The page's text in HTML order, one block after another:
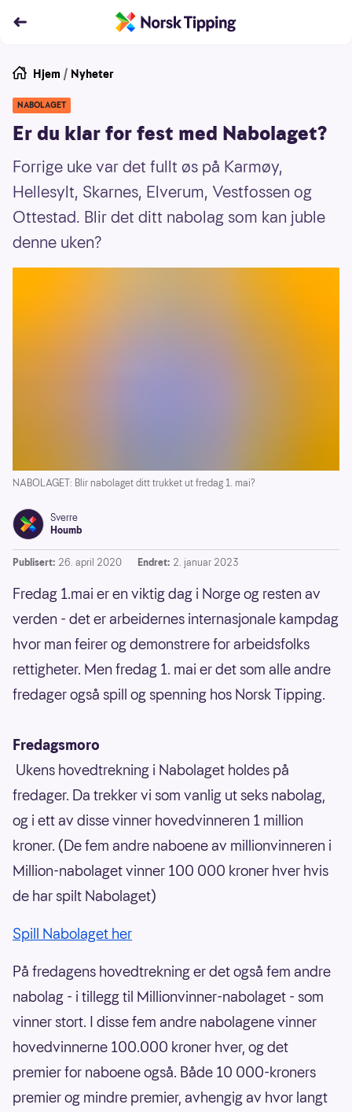
Hjem / Nyheter
NABOLAGET
Er du klar for fest med Nabolaget?
Forrige uke var det fullt øs på Karmøy,
Hellesylt, Skarnes, Elverum, Vestfossen og
Ottestad. Blir det ditt nabolag som kan juble
denne uken?
NABOLAGET: Blir nabolaget ditt trukket ut fredag 1. mai?
Sverre
Houmb
Publisert: 26. april 2020 Endret: 2. januar 2023
Fredag 1.mai er en viktig dag i Norge og resten av
verden - det er arbeidernes internasjonale kampdag
hvor man feirer og demonstrere for arbeidsfolks
rettigheter. Men fredag 1. mai er det som alle andre
fredager også spill og spenning hos Norsk Tipping.
Fredagsmoro
Ukens hovedtrekning i Nabolaget holdes på
fredager. Da trekker vi som vanlig ut seks nabolag,
og i ett av disse vinner hovedvinneren 1 million
kroner. (De fem andre naboene av millionvinneren i
Million-nabolaget vinner 100 000 kroner hver hvis
de har spilt Nabolaget)
Spill Nabolaget her
På fredagens hovedtrekning er det også fem andre
nabolag - i tillegg til Millionvinner-nabolaget - som
vinner stort. I disse fem andre nabolagene vinner
hovedvinnerne 100.000 kroner hver, og det
premier for naboene også. Både 10 000-kroners
premier og mindre premier, avhengig av hvor langt